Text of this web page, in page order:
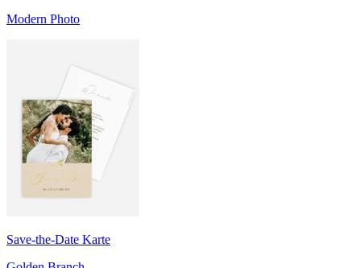
Modern Photo
Save-the-Date Karte